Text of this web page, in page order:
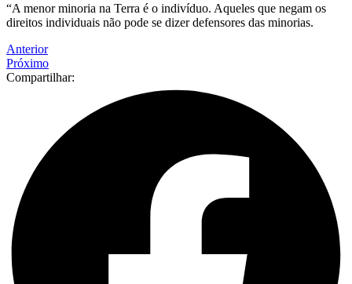
“A menor minoria na Terra é o indivíduo. Aqueles que negam os
direitos individuais não pode se dizer defensores das minorias.
Anterior
Próximo
Compartilhar: